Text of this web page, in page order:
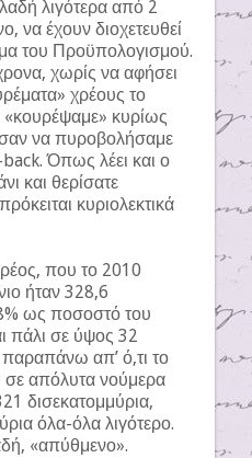
λιγότερα από 2
να έχουν διοχετευθεί
του Προϋπολογισμού.
χωρίς να αφήσει
χρέους το
«κουρέψαμε» κυρίως
σαν να πυροβολήσαμε
Όπως λέει και ο
και θερίσατε
κυριολεκτικά
που το 2010
ήταν 328,6
ως ποσοστό του
πάλι σε ύψος 32
απ’ ό,τι το
απόλυτα νούμερα
δισεκατομμύρια,
όλα-όλα λιγότερο.
«απύθμενο».